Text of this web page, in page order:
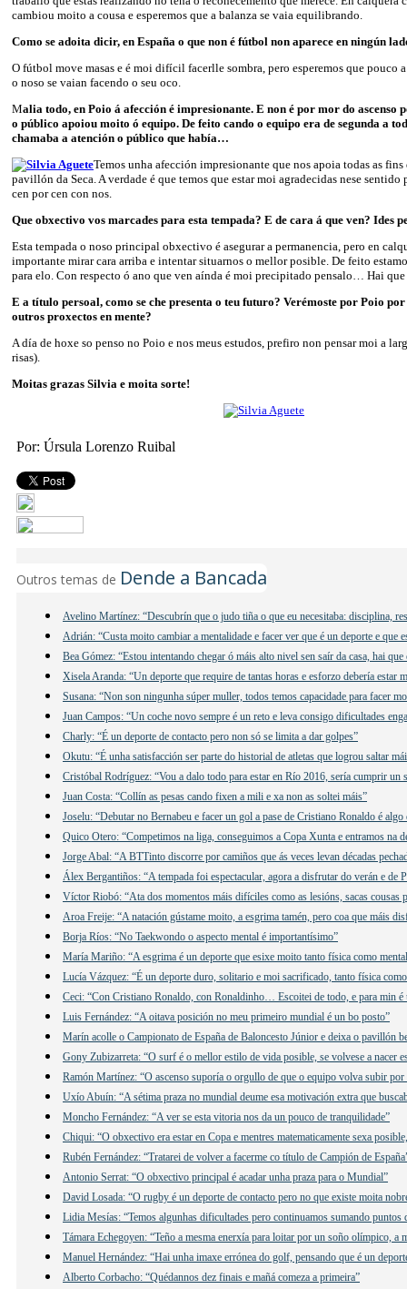
cambiou moito a cousa e esperemos que a balanza se vaia equilibrando.
Como se adoita dicir, en España o que non é fútbol non aparece en ningún
O fútbol move masas e é moi difícil facerlle sombra, pero esperemos que pouco
o noso se vaian facendo o seu oco.
Malia todo, en Poio á afección é impresionante. E non é por mor do ascenso
o público apoiou moito ó equipo. De feito cando o equipo era de segunda a
chamaba a atención o público que había…
Temos unha afección impresionante que nos apoia todas as fins
pavillón da Seca. A verdade é que temos que estar moi agradecidas nese sentido
cen por cen con nos.
Que obxectivo vos marcades para esta tempada? E de cara á que ven? Ides
Esta tempada o noso principal obxectivo é asegurar a permanencia, pero en
importante mirar cara arriba e intentar situarnos o mellor posible. De feito
para elo. Con respecto ó ano que ven aínda é moi precipitado pensalo… Hai que
E a título persoal, como se che presenta o teu futuro? Verémoste por Poio
outros proxectos en mente?
A día de hoxe so penso no Poio e nos meus estudos, prefiro non pensar moi a
risas).
Moitas grazas Silvia e moita sorte!
Por: Úrsula Lorenzo Ruibal
Outros temas de Dende a Bancada
Avelino Martínez: “Descubrín que o judo tiña o que eu necesitaba: disciplina,
Adrián: “Custa moito cambiar a mentalidade e facer ver que é un deporte e que
Bea Gómez: “Estou intentando chegar ó máis alto nivel sen saír da casa, hai
Xisela Aranda: “Un deporte que require de tantas horas e esforzo debería estar
Susana: “Non son ningunha súper muller, todos temos capacidade para facer
Juan Campos: “Un coche novo sempre é un reto e leva consigo dificultades
Charly: “É un deporte de contacto pero non só se limita a dar golpes”
Okutu: “É unha satisfacción ser parte do historial de atletas que logrou saltar
Cristóbal Rodríguez: “Vou a dalo todo para estar en Río 2016, sería cumprir un
Juan Costa: “Collín as pesas cando fixen a mili e xa non as soltei máis”
Joselu: “Debutar no Bernabeu e facer un gol a pase de Cristiano Ronaldo é algo
Quico Otero: “Competimos na liga, conseguimos a Copa Xunta e entramos na
Jorge Abal: “A BTTinto discorre por camiños que ás veces levan décadas
Álex Bergantiños: “A tempada foi espectacular, agora a disfrutar do verán e de
Víctor Riobó: “Ata dos momentos máis difíciles como as lesións, sacas cousas
Aroa Freije: “A natación gústame moito, a esgrima tamén, pero coa que máis
Borja Ríos: “No Taekwondo o aspecto mental é importantísimo”
María Mariño: “A esgrima é un deporte que esixe moito tanto física como
Lucía Vázquez: “É un deporte duro, solitario e moi sacrificado, tanto física
Ceci: “Con Cristiano Ronaldo, con Ronaldinho… Escoitei de todo, e para min é
Luis Fernández: “A oitava posición no meu primeiro mundial é un bo posto”
Marín acolle o Campionato de España de Baloncesto Júnior e deixa o pavillón
Gony Zubizarreta: “O surf é o mellor estilo de vida posible, se volvese a nacer
Ramón Martínez: “O ascenso suporía o orgullo de que o equipo volva subir
Uxío Abuín: “A sétima praza no mundial deume esa motivación extra que
Moncho Fernández: “A ver se esta vitoria nos da un pouco de tranquilidade”
Chiqui: “O obxectivo era estar en Copa e mentres matematicamente sexa
Rubén Fernández: “Tratarei de volver a facerme co título de Campión de
Antonio Serrat: “O obxectivo principal é acadar unha praza para o Mundial”
David Losada: “O rugby é un deporte de contacto pero no que existe moita
Lidia Mesías: “Temos algunhas dificultades pero continuamos sumando puntos
Támara Echegoyen: “Teño a mesma enerxía para loitar por un soño olímpico, a
Manuel Hernández: “Hai unha imaxe errónea do golf, pensando que é un
Alberto Corbacho: “Quédannos dez finais e mañá comeza a primeira”